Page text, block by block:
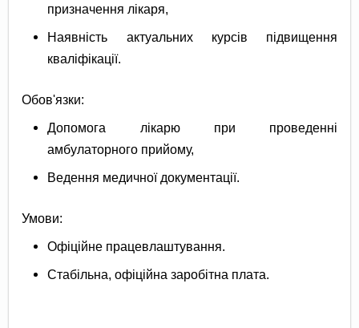
призначення лікаря,
Наявність актуальних курсів підвищення
кваліфікації.
Обов'язки:
Допомога лікарю при проведенні
амбулаторного прийому,
Ведення медичної документації.
Умови:
Офіційне працевлаштування.
Стабільна, офіційна заробітна плата.